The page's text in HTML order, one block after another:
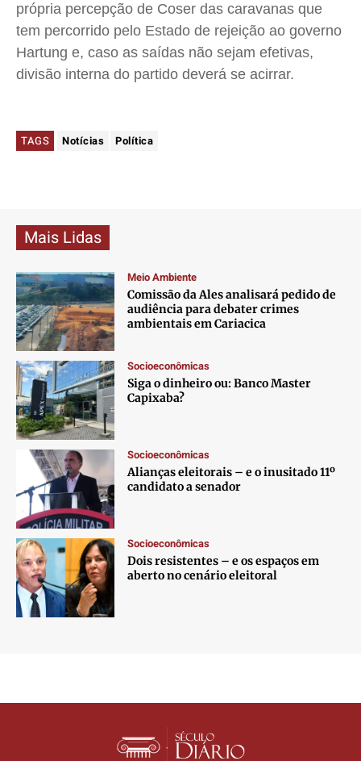
própria percepção de Coser das caravanas que
tem percorrido pelo Estado de rejeição ao governo
Hartung e, caso as saídas não sejam efetivas,
divisão interna do partido deverá se acirrar.
TAGS Notícias Política
Mais Lidas
Meio Ambiente
Comissão da Ales analisará pedido de
audiência para debater crimes
ambientais em Cariacica
Socioeconômicas
Siga o dinheiro ou: Banco Master
Capixaba?
Socioeconômicas
Alianças eleitorais – e o inusitado 11º
candidato a senador
Socioeconômicas
Dois resistentes – e os espaços em
aberto no cenário eleitoral